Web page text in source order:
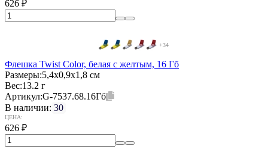
626 ₽
+34
Флешка Twist Color, белая с желтым, 16 Гб
Размеры:5,4х0,9х1,8 см
Вес:13.2 г
Артикул:G-7537.68.16Гб
В наличии: 30
ЦЕНА:
626 ₽